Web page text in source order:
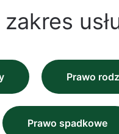
zakres
Prawo
Prawo spadkowe